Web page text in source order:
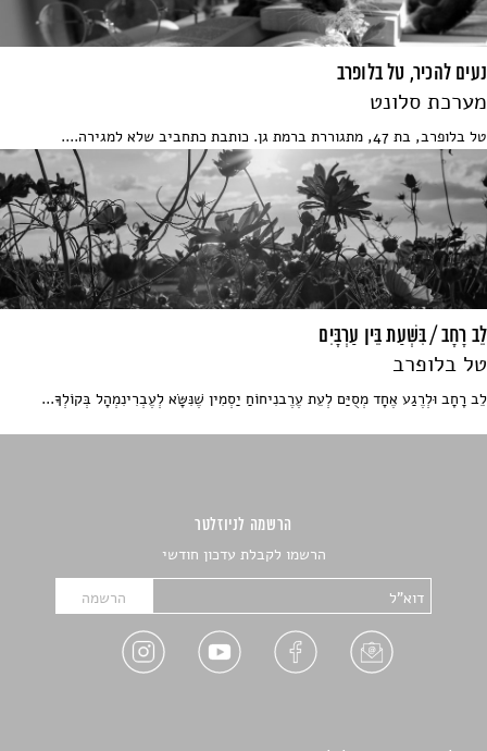
נעים להכיר, טל בלופרב
מערכת סלונט
טל בלופרב, בת 47, מתגוררת ברמת גן. כותבת כתחביב שלא למגירה....
לֵב רָחָב / בִּשְׁעַת בֵּין עַרְבָּיִם
טל בלופרב
לֵב רָחָב וּלְרֶגַע אֶחָד מְסֻיַּם לְעֵת עֶרֶבנִיחוֹחַ יַסְמִין שֶׁנִּשָּׂא לְעֶבְרִינִמְהָל בְּקוֹלְךָ...
הרשמה לניוזלטר
הרשמו לקבלת עדכון חודשי